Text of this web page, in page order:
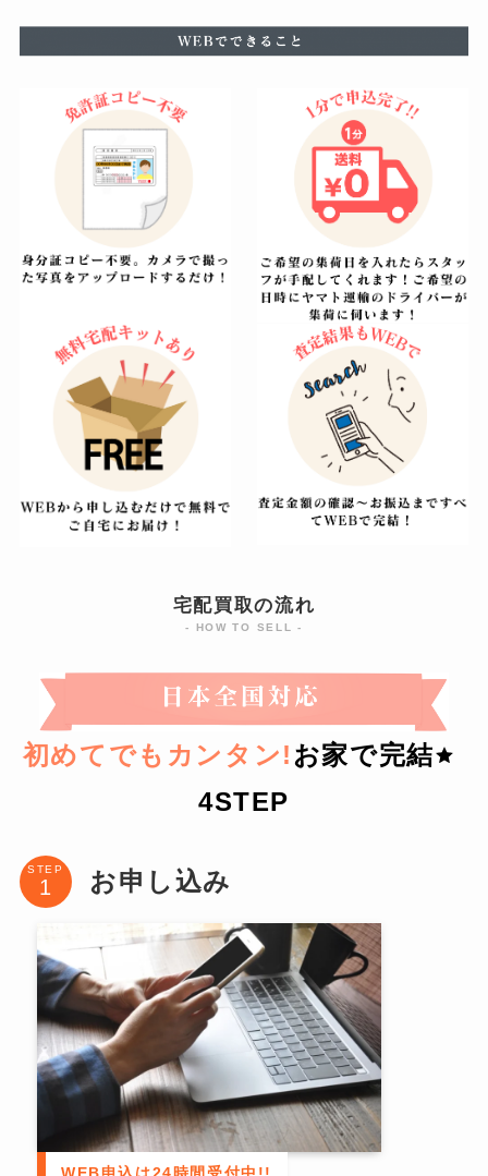
宅配買取の流れ
- HOW TO SELL -
初めてでもカンタン! お家で完結
4STEP
STEP お申し込み